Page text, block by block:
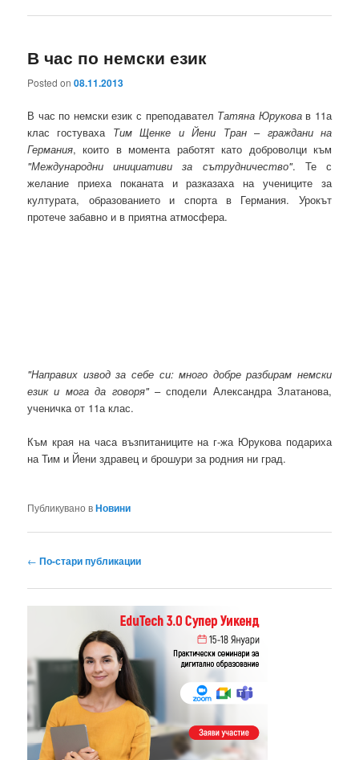
В час по немски език
Posted on08.11.2013
В час по немски език с преподавател Татяна Юруковав 11а
клас гостуваха Тим Щенке и Йени Тран– граждани на
Германия, които в момента работят като доброволци към
"Международни инициативи за сътрудничество". Те с
желание приеха поканата и разказаха на учениците за
културата, образованието и спорта в Германия. Урокът
протече забавно и в приятна атмосфера.
"Направих извод за себе си: много добре разбирам немски
език и мога да говоря"– сподели Александра Златанова,
ученичка от 11а клас.
Към края на часа възпитаниците на г-жа Юрукова подариха
на Тим и Йени здравец и брошури за родния ни град.
Публикувано вНовини
Навигация
публикациите
← По-стари публикации